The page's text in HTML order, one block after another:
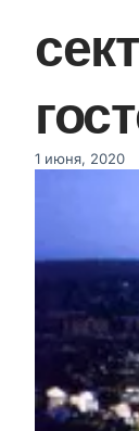
1 июня, 2020